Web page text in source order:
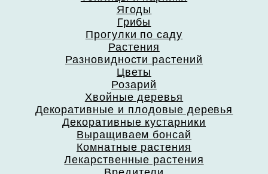
Ягоды
Грибы
Прогулки по саду
Растения
Разновидности растений
Цветы
Розарий
Хвойные деревья
Декоративные и плодовые деревья
Декоративные кустарники
Выращиваем бонсай
Комнатные растения
Лекарственные растения